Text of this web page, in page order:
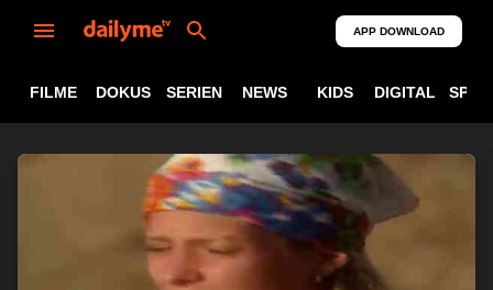
APP DOWNLOAD
FILME DOKUS SERIEN NEWS KIDS DIGITAL